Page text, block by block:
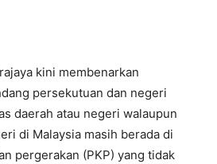
kini membenarkan
persekutuan dan negeri
daerah atau negeri walaupun
di Malaysia masih berada di
pergerakan (PKP) yang tidak